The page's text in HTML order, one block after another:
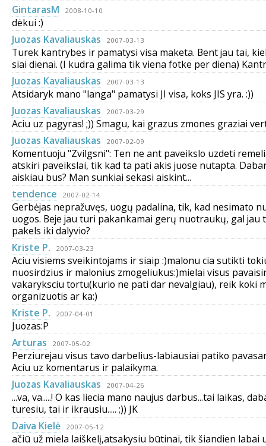
GintarasM
2008-10-10
dėkui :)
Juozas Kavaliauskas
2007-03-13
Turek kantrybes ir pamatysi visa maketa. Bent jau tai,
siai dienai. (I kudra galima tik viena fotke per diena)
Juozas Kavaliauskas
2007-03-13
Atsidaryk mano "langa" pamatysi JI visa, koks JIS yra. :))
Juozas Kavaliauskas
2007-03-29
Aciu uz pagyras! ;)) Smagu, kai grazus zmones graziai
Juozas Kavaliauskas
2007-02-09
Komentuoju "Zvilgsni": Ten ne ant paveikslo uzdeti
atskiri paveikslai, tik kad ta pati akis juose nutapta.
aiskiau bus? Man sunkiai sekasi aiskint...
tendence
2007-02-14
Gerbėjas nepražuvęs, uogų padalina, tik, kad nesimato
uogos. Beje jau turi pakankamai gerų nuotraukų, gal jau
pakels iki dalyvio?
Kriste P.
2007-03-23
Aciu visiems sveikintojams ir siaip :)malonu cia sutikti
nuosirdzius ir malonius zmogeliukus:)mielai visus
vakaryksciu tortu(kurio ne pati dar nevalgiau), reik koki
organizuotis ar ka:)
Kriste P.
2007-04-01
Juozas:P
Arturas
2007-05-02
Perziurejau visus tavo darbelius-labiausiai patiko
Aciu uz komentarus ir palaikyma.
Juozas Kavaliauskas
2007-04-26
...va, va.....! O kas liecia mano naujus darbus...tai laikas,
turesiu, tai ir ikrausiu..... ;)) JK
Daiva Kielė
2007-05-12
ačiū už miela laiškelį,atsakysiu būtinai, tik šiandien labai